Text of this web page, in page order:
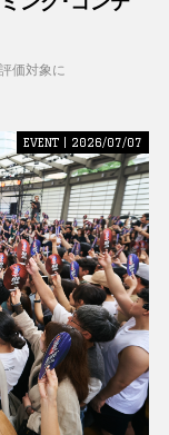
価対象に
EVENT | 2026/07/07